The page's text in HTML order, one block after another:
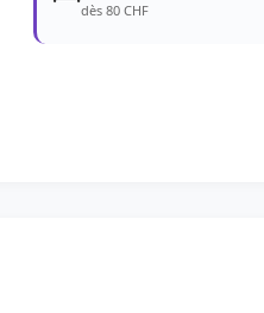
dès 80 CHF